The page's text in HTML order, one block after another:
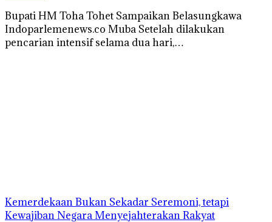
Bupati HM Toha Tohet Sampaikan Belasungkawa
Indoparlemenews.co Muba Setelah dilakukan
pencarian intensif selama dua hari,…
Kemerdekaan Bukan Sekadar Seremoni, tetapi
Kewajiban Negara Menyejahterakan Rakyat